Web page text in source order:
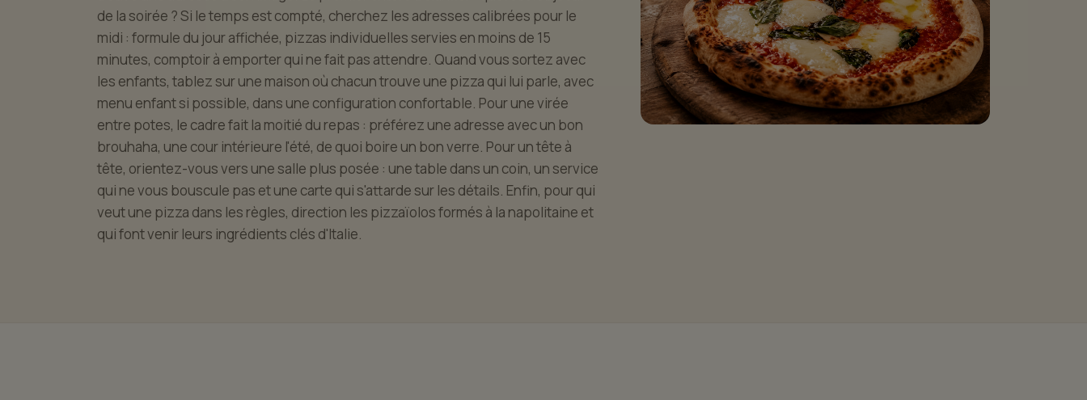
de la soirée ? Si le temps est compté, cherchez les adresses calibrées pour le
midi : formule du jour affichée, pizzas individuelles servies en moins de 15
minutes, comptoir à emporter qui ne fait pas attendre. Quand vous sortez avec
les enfants, tablez sur une maison où chacun trouve une pizza qui lui parle, avec
menu enfant si possible, dans une configuration confortable. Pour une virée
entre potes, le cadre fait la moitié du repas : préférez une adresse avec un bon
brouhaha, une cour intérieure l'été, de quoi boire un bon verre. Pour un tête à
tête, orientez-vous vers une salle plus posée : une table dans un coin, un service
qui ne vous bouscule pas et une carte qui s'attarde sur les détails. Enfin, pour qui
veut une pizza dans les règles, direction les pizzaïolos formés à la napolitaine et
qui font venir leurs ingrédients clés d'Italie.